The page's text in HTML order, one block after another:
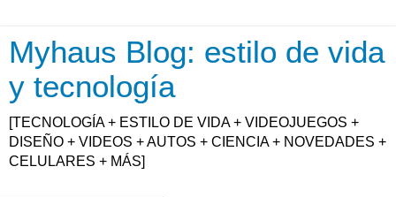
Myhaus Blog: estilo de vida
y tecnología
[TECNOLOGÍA + ESTILO DE VIDA + VIDEOJUEGOS +
DISEÑO + VIDEOS + AUTOS + CIENCIA + NOVEDADES +
CELULARES + MÁS]